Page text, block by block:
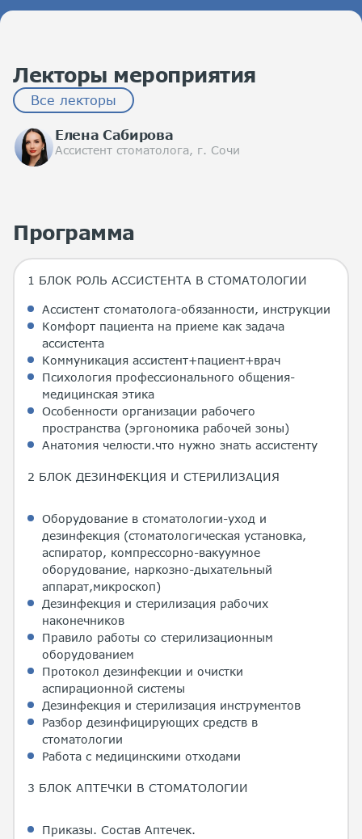
Лекторы мероприятия
Все лекторы
Елена Сабирова
Ассистент стоматолога, г. Сочи
Программа
1 БЛОК РОЛЬ АССИСТЕНТА В СТОМАТОЛОГИИ
Ассистент стоматолога-обязанности, инструкции
Комфорт пациента на приеме как задача
ассистента
Коммуникация ассистент+пациент+врач
Психология профессионального общения-
медицинская этика
Особенности организации рабочего
пространства (эргономика рабочей зоны)
Анатомия челюсти.что нужно знать ассистенту
2 БЛОК ДЕЗИНФЕКЦИЯ И СТЕРИЛИЗАЦИЯ
Оборудование в стоматологии-уход и
дезинфекция (стоматологическая установка,
аспиратор, компрессорно-вакуумное
оборудование, наркозно-дыхательный
аппарат,микроскоп)
Дезинфекция и стерилизация рабочих
наконечников
Правило работы со стерилизационным
оборудованием
Протокол дезинфекции и очистки
аспирационной системы
Дезинфекция и стерилизация инструментов
Разбор дезинфицирующих средств в
стоматологии
Работа с медицинскими отходами
3 БЛОК АПТЕЧКИ В СТОМАТОЛОГИИ
Приказы. Состав Аптечек.